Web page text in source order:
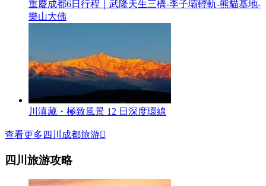
重慶成都6日行程｜武隆天生三橋-李子壩輕軌-熊貓基地-
樂山大佛
川滇藏・極致風景 12 日深度環線
查看更多四川成都旅游
四川旅游攻略